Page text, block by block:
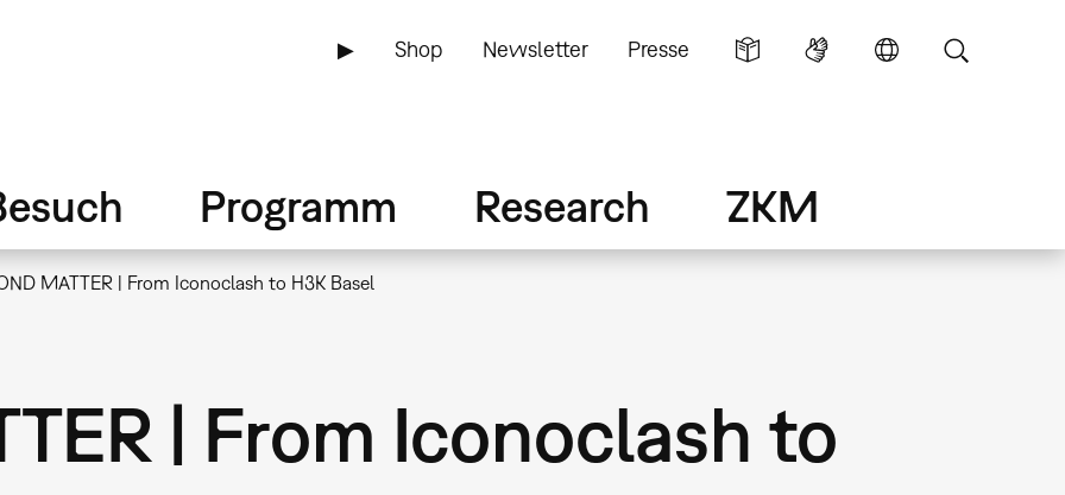
▶ Shop Newsletter Presse
Programm Research ZKM
MATTER | From Iconoclash to H3K Basel
| From Iconoclash to